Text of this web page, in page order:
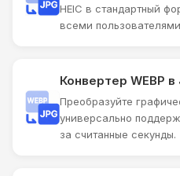
HEIC в стандартный
всеми
Конвертер WEBP в
Преобразуйте
универсально
за считанные секунды.